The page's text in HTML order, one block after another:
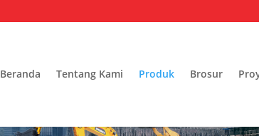
Beranda Tentang Kami Produk Brosur